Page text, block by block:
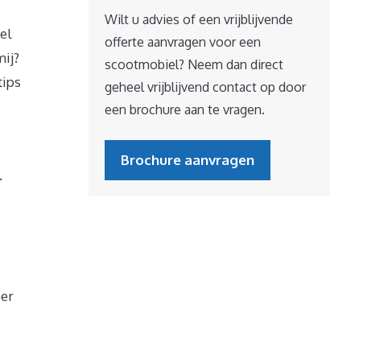
Wilt u advies of een vrijblijvende
offerte aanvragen voor een
scootmobiel? Neem dan direct
geheel vrijblijvend contact op door
een brochure aan te vragen.
Brochure aanvragen